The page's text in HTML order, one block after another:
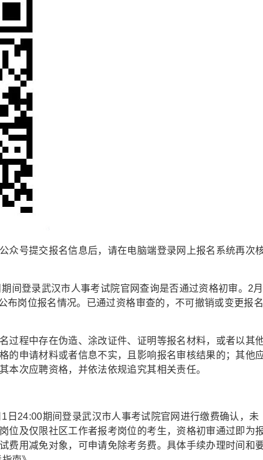
众号提交报名信息后，请在电脑端登录网上报名系统再次
间登录武汉市人事考试院官网查询是否通过资格初审。2月
布岗位报名情况。已通过资格审查的，不可撤销或变更报名
过程中存在伪造、涂改证件、证明等报名材料，或者以其
的申请材料或者信息不实，且影响报名审核结果的；其他
本次应聘资格，并依法依规追究其相关责任。
日24:00期间登录武汉市人事考试院官网进行缴费确认，未
位及仅限社区工作者报考岗位的考生，资格初审通过即为
费用减免对象，可申请免除考务费。具体手续办理时间和